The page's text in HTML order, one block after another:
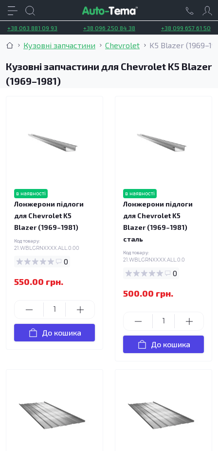
+38 063 881 09 93 +38 096 250 84 38 +38 099 657 61 50
Кузовні запчастини Chevrolet K5 Blazer
Кузовні запчастини для Chevrolet K5 Blazer
(1969–1981)
в наявності
Лонжерони підлоги
для Chevrolet K5
Blazer (1969–1981)
Код товару:
21.WBLGRNXXXX.ALL.0.00
0
550.00 грн.
До кошика
в наявності
Лонжерони підлоги
для Chevrolet K5
Blazer (1969–1981)
сталь
Код товару:
21.WBLGRNXXXX.ALL.0.0
0
500.00 грн.
До кошика